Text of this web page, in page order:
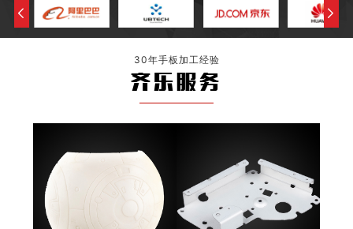
30年手板加工经验
齐乐服务